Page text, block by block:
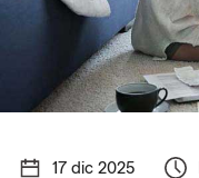
17 dic 2025